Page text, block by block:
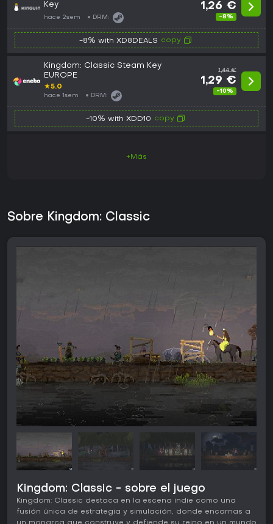
Key
hace 2sem DRM:
1,26 €
-8%
-8% with XD8DEALS copy
Kingdom: Classic Steam Key
EUROPE
★5.0
hace 1sem DRM:
1,44 €
1,29 €
-10%
-10% with XDD10 copy
+Más
Sobre Kingdom: Classic
Kingdom: Classic - sobre el juego
Kingdom: Classic destaca en la escena indie como una
fusión única de estrategia y simulación, donde encarnas a